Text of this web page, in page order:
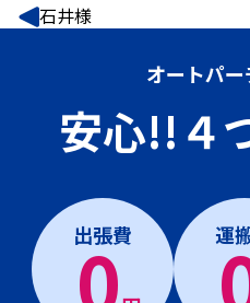
石井様
オートパ
安心!!４
出張費
0 運